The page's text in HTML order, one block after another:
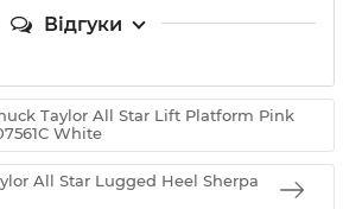
Відгуки
Taylor All Star Lift Platform Pink
White
All Star Lugged Heel Sherpa